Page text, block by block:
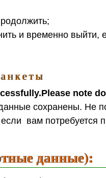
и временно выйти,
note
сохранены. Не
вам потребуется
данные):